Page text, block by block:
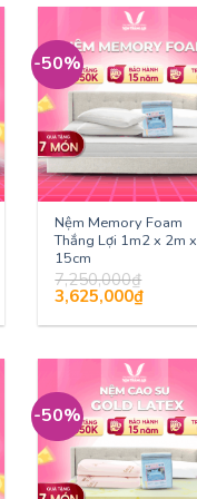
-50%
Nệm Memory Foam
Thắng Lợi 1m2 x 2m x
15cm
7,250,000₫
Giá
gốc
là:
3,625,000₫Giá
tại
-50%